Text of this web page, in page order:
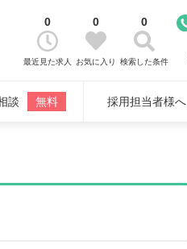
0
最近見た求人
0
お気に入り
0
検索した条件
談 無料 採用担当者様へ